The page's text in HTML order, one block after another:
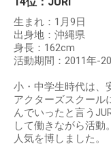
生まれ：1月9日
出身地：沖縄県
身長：162cm
活動期間：2011年-
小・中学生時代は、
アクターズスクール
んでいったと言う
して働きながら活動
人気を博しました。